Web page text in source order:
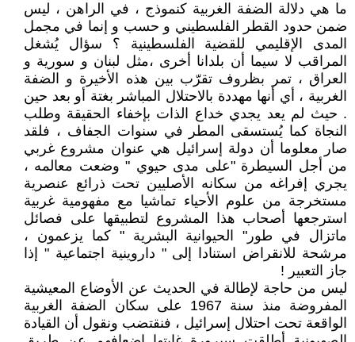
ما هي دلالة الضفة الغربية كنموذج ، في الراهن ، ليس
ضمن حدود القطر الفلسطيني و حسب و إنما في مجمل
المدى الإقليمي للقضية الفلسطينية ؟ سؤال يُشغل
المراقب لا سيما أن بلدانا أخرى ،مثل لبنان و سورية و
العراق ، تمر بظروف تقرّب بين هذه الأخيرة و الضفة
الغربية ، أي أنها مهددة بالاحتلال المباشر بغتة أو بعد حين
. حيث لم يعد يجدي خداع الذات بإخفاء الحقيقة وطلب
النجاة كما يُستسقى المطر في سنوات الجفاف ، فلقد
صار معلوما أن دولة إسرائيل هي عنوان مشروع غربي
من أجل السيطرة "على مدى حيوي " وضعت معالمه ،
يجري إفراغه من سكانه الأصليين تحت ذرائع عنصرية
مستخرجة من علوم الأحياء تماشيا مع مفهومية غربية
استرجعها أصحاب هذا المشروع لتطبيقها على فصائل
ماتزال في طور" الحيوانية البشرية " كما يزعمون ،
مرشحة للانقراض استنادا إلى " داروينية اجتماعية " إذا
جاز التعبير !
ليس من حاجة لإطالة في الحديث عن الأوضاع المعيشية
المفروضة منذ سنة 1967 على سكان الضفة الغربية
الواقعة تحت احتلال إسرائيل ، فنقتضب ونقول أن القيادة